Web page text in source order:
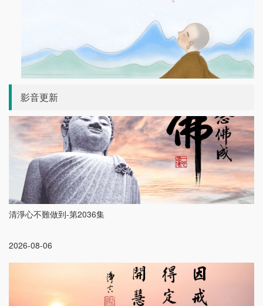
影音更新
清淨心不難做到-第2036集
2026-08-06